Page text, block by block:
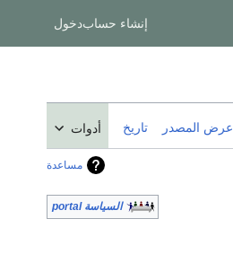
إنشاء حسابدخول
عرض المصدر تاريخ أدوات
مساعدة
السياسة portal